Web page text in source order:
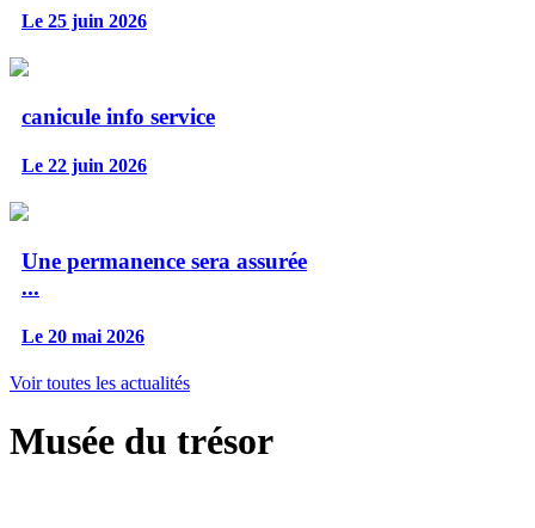
Le 25 juin 2026
canicule info service
Le 22 juin 2026
Une permanence sera assurée
...
Le 20 mai 2026
Voir toutes les actualités
Musée du trésor